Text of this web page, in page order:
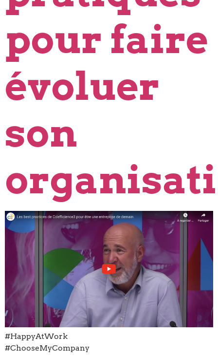
pour faire
évoluer
son
#HappyAtWork
#ChooseMyCompany